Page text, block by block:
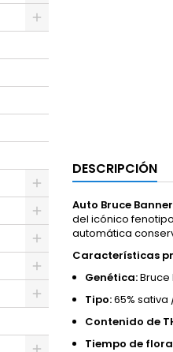
DESCRIPCIÓN
Auto Bruce
del icónico
automática
Características
Genética:Bruce
Tipo:65% sativa
Contenido de
Tiempo de